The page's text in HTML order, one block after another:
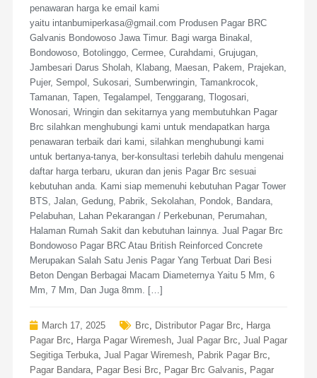
penawaran harga ke email kami
yaitu intanbumiperkasa@gmail.com Produsen Pagar BRC
Galvanis Bondowoso Jawa Timur. Bagi warga Binakal,
Bondowoso, Botolinggo, Cermee, Curahdami, Grujugan,
Jambesari Darus Sholah, Klabang, Maesan, Pakem, Prajekan,
Pujer, Sempol, Sukosari, Sumberwringin, Tamankrocok,
Tamanan, Tapen, Tegalampel, Tenggarang, Tlogosari,
Wonosari, Wringin dan sekitarnya yang membutuhkan Pagar
Brc silahkan menghubungi kami untuk mendapatkan harga
penawaran terbaik dari kami, silahkan menghubungi kami
untuk bertanya-tanya, ber-konsultasi terlebih dahulu mengenai
daftar harga terbaru, ukuran dan jenis Pagar Brc sesuai
kebutuhan anda. Kami siap memenuhi kebutuhan Pagar Tower
BTS, Jalan, Gedung, Pabrik, Sekolahan, Pondok, Bandara,
Pelabuhan, Lahan Pekarangan / Perkebunan, Perumahan,
Halaman Rumah Sakit dan kebutuhan lainnya. Jual Pagar Brc
Bondowoso Pagar BRC Atau British Reinforced Concrete
Merupakan Salah Satu Jenis Pagar Yang Terbuat Dari Besi
Beton Dengan Berbagai Macam Diameternya Yaitu 5 Mm, 6
Mm, 7 Mm, Dan Juga 8mm. […]
March 17, 2025 Brc Distributor Pagar Brc
Harga
Pagar Brc
Harga Pagar Wiremesh, Jual Pagar Brc Jual Pagar
Segitiga Terbuka, Jual Pagar Wiremesh, Pabrik Pagar Brc
Pagar Bandara, Pagar Besi Brc Pagar Brc Galvanis
Pagar